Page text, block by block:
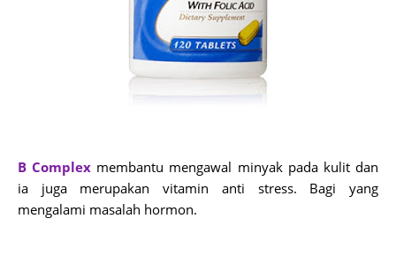
B Complex membantu mengawal minyak pada kulit dan
ia juga merupakan vitamin anti stress. Bagi yang
mengalami masalah hormon.